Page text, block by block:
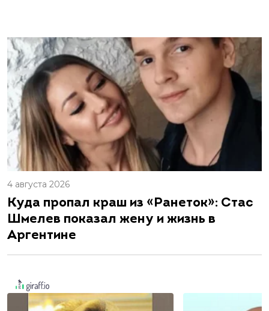
4 августа 2026
Куда пропал краш из «Ранеток»: Стас
Шмелев показал жену и жизнь в
Аргентине